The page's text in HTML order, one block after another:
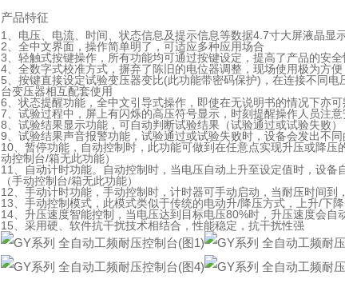
产品特征
1、电压、电流、时间、状态信息及提示信息等数据4.7寸大屏液晶显
2、全中文界面，操作简单明了，可适应多种应用场合
3、轻触式按键操作，所有功能均可通过按键设定，提高了产品的安
4、全数字式校准方式，摒弃了陈旧的电位器调整，现场使用极为方
5、按键直接设定试验变压器变比(此功能带密码保护)，在连接不同
台变压器相互配套使用
6、状态提醒功能，全中文引导式操作，即使在无说明书的情况下亦
7、试验过程中，屏上有闪烁的高压符号显示，时刻提醒操作人员注意
8、试验结果显示功能，可自动判断试验结果（试验通过或试验失败
9、试验结果声音报警功能，试验通过或试验失败时，设备会发出不
10、暂停功能，自动控制时，此功能可做到在任意点实现升压或降
动控制台/箱无此功能）
11、自动计时功能。自动控制时，当电压自动上升至设定值时，设
（手动控制台/箱无此功能）
12、手动计时功能，手动控制时，计时器可手动启动，当耐压时间到
13、手动控制模式，此模式类似于传统的电动升/降压方式，上升/下
14、升压速度智能控制，当电压达到目标电压80%时，升压速度会
15、采用硬、软件抗干扰技术相结合，性能稳定，抗干扰性强